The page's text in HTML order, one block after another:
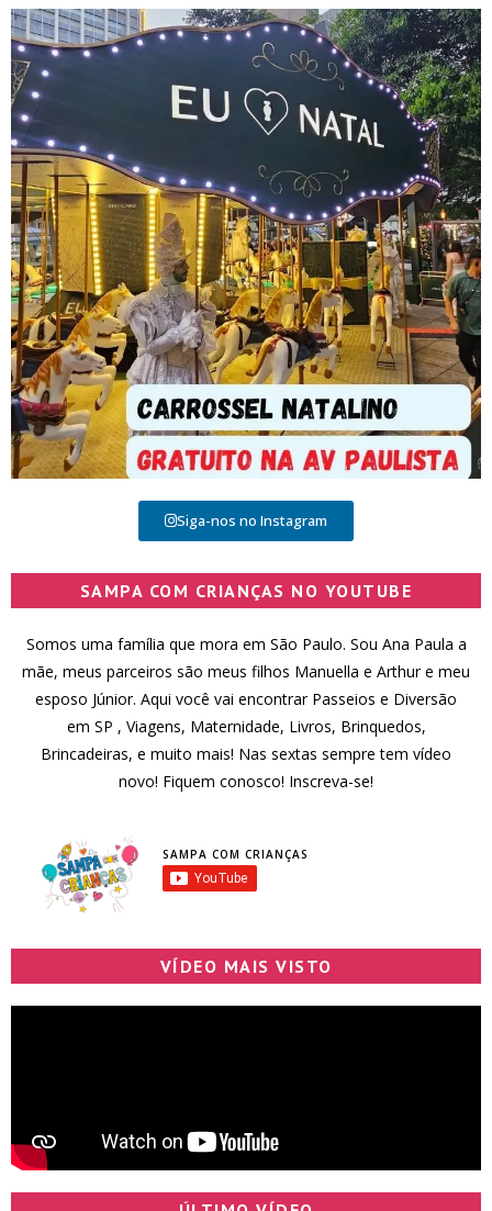
Siga-nos no Instagram
SAMPA COM CRIANÇAS NO YOUTUBE
Somos uma família que mora em São Paulo. Sou Ana Paula a
mãe, meus parceiros são meus filhos Manuella e Arthur e meu
esposo Júnior. Aqui você vai encontrar Passeios e Diversão
em SP , Viagens, Maternidade, Livros, Brinquedos,
Brincadeiras, e muito mais! Nas sextas sempre tem vídeo
novo! Fiquem conosco! Inscreva-se!
SAMPA COM CRIANÇAS
VÍDEO MAIS VISTO